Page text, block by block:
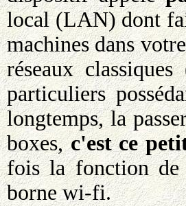
local (LAN) dont
machines dans
réseaux
particuliers
longtemps, la
boxes,c'est ce
fois la fonction de
borne wi-fi.